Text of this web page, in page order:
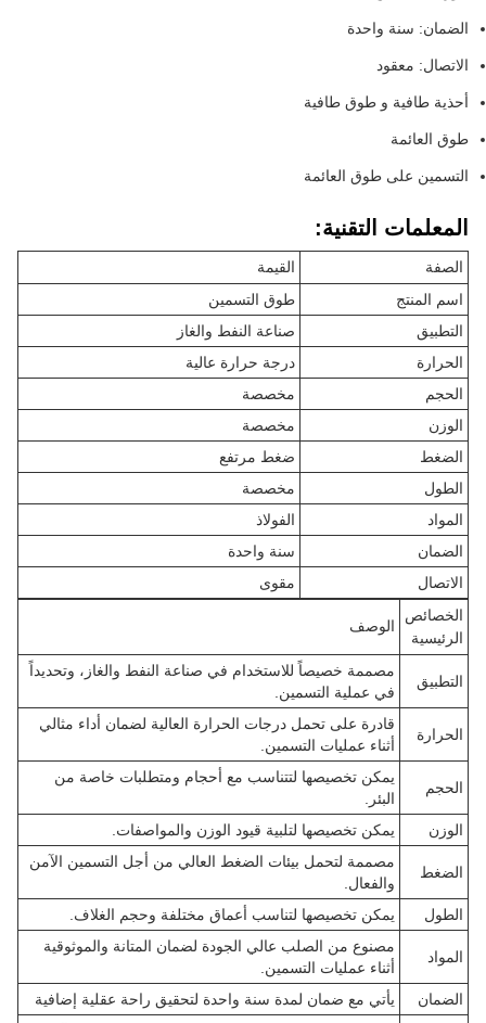
الضمان: سنة واحدة
الاتصال: معقود
أحذية طافية و طوق طافية
طوق العائمة
التسمين على طوق العائمة
المعلمات التقنية:
الصفة
القيمة
اسم المنتج
طوق التسمين
التطبيق
صناعة النفط والغاز
الحرارة
درجة حرارة عالية
الحجم
مخصصة
الوزن
مخصصة
الضغط
ضغط مرتفع
الطول
مخصصة
المواد
الفولاذ
الضمان
سنة واحدة
الاتصال
مقوى
الخصائص
الرئيسية
الوصف
التطبيق
مصممة خصيصاً للاستخدام في صناعة النفط والغاز، وتحديداً
في عملية التسمين.
الحرارة
قادرة على تحمل درجات الحرارة العالية لضمان أداء مثالي
أثناء عمليات التسمين.
الحجم
يمكن تخصيصها لتتناسب مع أحجام ومتطلبات خاصة من
البئر.
الوزن
يمكن تخصيصها لتلبية قيود الوزن والمواصفات.
الضغط
مصممة لتحمل بيئات الضغط العالي من أجل التسمين الآمن
والفعال.
الطول
يمكن تخصيصها لتناسب أعماق مختلفة وحجم الغلاف.
المواد
مصنوع من الصلب عالي الجودة لضمان المتانة والموثوقية
أثناء عمليات التسمين.
الضمان
يأتي مع ضمان لمدة سنة واحدة لتحقيق راحة عقلية إضافية